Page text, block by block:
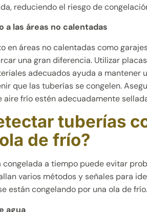
reduciendo el riesgo de
a las áreas no calentadas
en áreas no calentadas como
una gran diferencia. Utilizar
adecuados ayuda a mantener
que las tuberías se congelen.
aire frío estén adecuadamente
tuberías
de frío?
a tiempo puede evitar
varios métodos y señales para
están congelando por una ola de frío.
agua